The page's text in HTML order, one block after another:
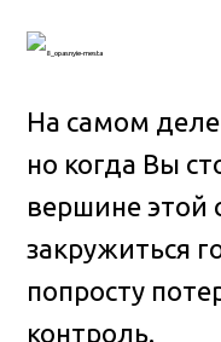
На самом деле
но когда Вы
вершине этой
закружиться
попросту
контроль.